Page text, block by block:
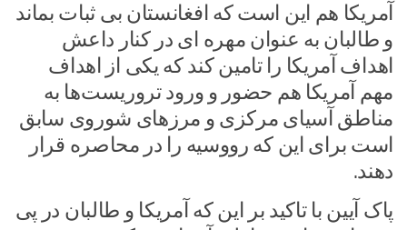
آمریکا هم این است که افغانستان بی ثبات بماند
و طالبان به عنوان مهره ای در کنار داعش
اهداف آمریکا را تامین کند که یکی از اهداف
مهم آمریکا هم حضور و ورود تروریست‌ها به
مناطق آسیای مرکزی و مرزهای شوروی سابق
است برای این که رووسیه را در محاصره قرار
دهند.
پاک آیین با تاکید بر این که آمریکا و طالبان در پی